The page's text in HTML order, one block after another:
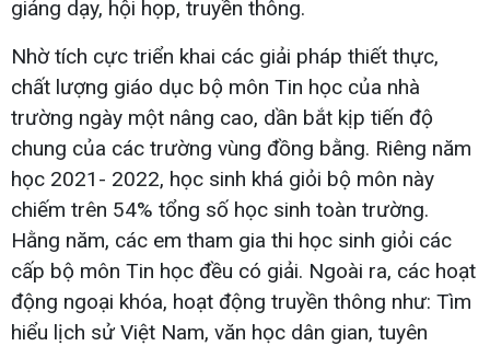
giảng dạy, hội họp, truyền thông.
Nhờ tích cực triển khai các giải pháp thiết thực,
chất lượng giáo dục bộ môn Tin học của nhà
trường ngày một nâng cao, dần bắt kịp tiến độ
chung của các trường vùng đồng bằng. Riêng năm
học 2021- 2022, học sinh khá giỏi bộ môn này
chiếm trên 54% tổng số học sinh toàn trường.
Hằng năm, các em tham gia thi học sinh giỏi các
cấp bộ môn Tin học đều có giải. Ngoài ra, các hoạt
động ngoại khóa, hoạt động truyền thông như: Tìm
hiểu lịch sử Việt Nam, văn học dân gian, tuyên